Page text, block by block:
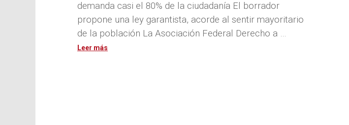
demanda casi el 80% de la ciudadanía El borrador
propone una ley garantista, acorde al sentir mayoritario
de la población La Asociación Federal Derecho a …